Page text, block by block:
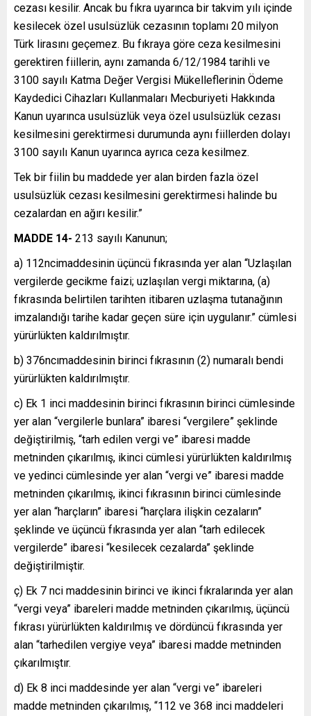
cezası kesilir. Ancak bu fıkra uyarınca bir takvim yılı içinde
kesilecek özel usulsüzlük cezasının toplamı 20 milyon
Türk lirasını geçemez. Bu fıkraya göre ceza kesilmesini
gerektiren fiillerin, aynı zamanda 6/12/1984 tarihli ve
3100 sayılı Katma Değer Vergisi Mükelleflerinin Ödeme
Kaydedici Cihazları Kullanmaları Mecburiyeti Hakkında
Kanun uyarınca usulsüzlük veya özel usulsüzlük cezası
kesilmesini gerektirmesi durumunda aynı fiillerden dolayı
3100 sayılı Kanun uyarınca ayrıca ceza kesilmez.
Tek bir fiilin bu maddede yer alan birden fazla özel
usulsüzlük cezası kesilmesini gerektirmesi halinde bu
cezalardan en ağırı kesilir.”
MADDE 14- 213 sayılı Kanunun;
a) 112ncimaddesinin üçüncü fıkrasında yer alan “Uzlaşılan
vergilerde gecikme faizi; uzlaşılan vergi miktarına, (a)
fıkrasında belirtilen tarihten itibaren uzlaşma tutanağının
imzalandığı tarihe kadar geçen süre için uygulanır.” cümlesi
yürürlükten kaldırılmıştır.
b) 376ncımaddesinin birinci fıkrasının (2) numaralı bendi
yürürlükten kaldırılmıştır.
c) Ek 1 inci maddesinin birinci fıkrasının birinci cümlesinde
yer alan “vergilerle bunlara” ibaresi “vergilere” şeklinde
değiştirilmiş, “tarh edilen vergi ve” ibaresi madde
metninden çıkarılmış, ikinci cümlesi yürürlükten kaldırılmış
ve yedinci cümlesinde yer alan “vergi ve” ibaresi madde
metninden çıkarılmış, ikinci fıkrasının birinci cümlesinde
yer alan “harçların” ibaresi “harçlara ilişkin cezaların”
şeklinde ve üçüncü fıkrasında yer alan “tarh edilecek
vergilerde” ibaresi “kesilecek cezalarda” şeklinde
değiştirilmiştir.
ç) Ek 7 nci maddesinin birinci ve ikinci fıkralarında yer alan
“vergi veya” ibareleri madde metninden çıkarılmış, üçüncü
fıkrası yürürlükten kaldırılmış ve dördüncü fıkrasında yer
alan “tarhedilen vergiye veya” ibaresi madde metninden
çıkarılmıştır.
d) Ek 8 inci maddesinde yer alan “vergi ve” ibareleri
madde metninden çıkarılmış, “112 ve 368 inci maddeleri